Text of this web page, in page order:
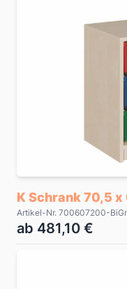
K Schrank 70,5 x
Artikel-Nr. 700607200-
ab 481,10 €